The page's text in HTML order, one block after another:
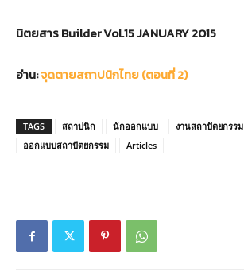
นิตยสาร Builder Vol.15 JANUARY 2015
อ่าน:จุดตายสถาปนิกไทย (ตอนที่ 2)
TAGS สถาปนิก นักออกแบบ งานสถาปัตยกรรม
ออกแบบสถาปัตยกรรม
Articles